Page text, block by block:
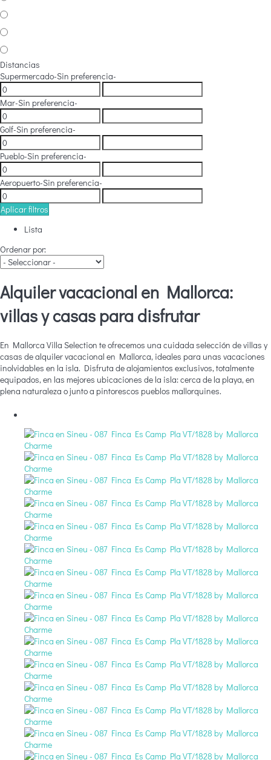
Distancias
Supermercado-Sin preferencia-
Mar-Sin preferencia-
Golf-Sin preferencia-
Pueblo-Sin preferencia-
Aeropuerto-Sin preferencia-
Aplicar filtros
Lista
Ordenar por:
Alquiler vacacional en Mallorca:
villas y casas para disfrutar
En Mallorca Villa Selection te ofrecemos una cuidada selección de villas y
casas de alquiler vacacional en Mallorca, ideales para unas vacaciones
inolvidables en la isla. Disfruta de alojamientos exclusivos, totalmente
equipados, en las mejores ubicaciones de la isla: cerca de la playa, en
plena naturaleza o junto a pintorescos pueblos mallorquines.